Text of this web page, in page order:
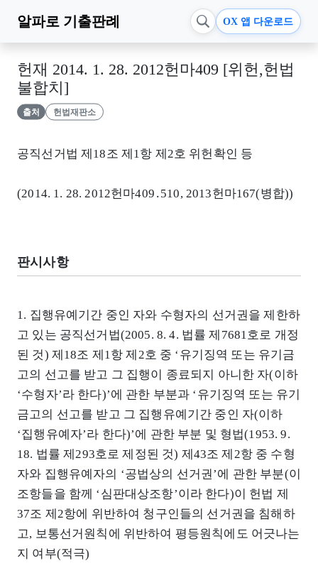
알파로 기출판례 OX 앱 다운로드
헌재 2014. 1. 28. 2012헌마409 [위헌,헌법
불합치]
출처 헌법재판소
공직선거법 제18조 제1항 제2호 위헌확인 등
(2014. 1. 28. 2012헌마409․510, 2013헌마167(병합))
판시사항
1. 집행유예기간 중인 자와 수형자의 선거권을 제한하
고 있는 공직선거법(2005. 8. 4. 법률 제7681호로 개정
된 것) 제18조 제1항 제2호 중 ‘유기징역 또는 유기금
고의 선고를 받고 그 집행이 종료되지 아니한 자(이하
‘수형자’라 한다)’에 관한 부분과 ‘유기징역 또는 유기
금고의 선고를 받고 그 집행유예기간 중인 자(이하
‘집행유예자’라 한다)’에 관한 부분 및 형법(1953. 9.
18. 법률 제293호로 제정된 것) 제43조 제2항 중 수형
자와 집행유예자의 ‘공법상의 선거권’에 관한 부분(이
조항들을 함께 ‘심판대상조항’이라 한다)이 헌법 제
37조 제2항에 위반하여 청구인들의 선거권을 침해하
고, 보통선거원칙에 위반하여 평등원칙에도 어긋나는
지 여부(적극)